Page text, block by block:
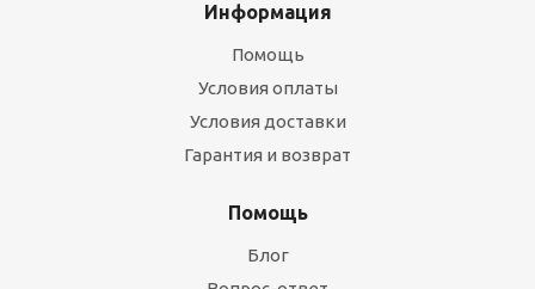
Информация
Помощь
Условия оплаты
Условия доставки
Гарантия и возврат
Помощь
Блог